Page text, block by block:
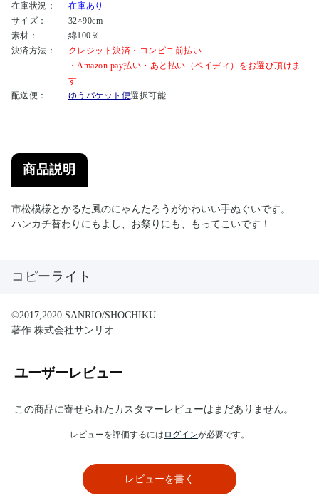
在庫状況：
在庫あり
サイズ：
32×90cm
素材：
綿100％
決済方法：
クレジット決済・コンビニ前払い
・Amazon pay払い・あと払い（ペイディ）をお選び頂けま
す
配送便：
ゆうパケット便選択可能
商品説明
市松模様とかるた風のにゃんたろうがかわいい手ぬぐいです。
ハンカチ替わりにもよし、お祭りにも、もってこいです！
コピーライト
©2017,2020 SANRIO/SHOCHIKU
著作 株式会社サンリオ
ユーザーレビュー
この商品に寄せられたカスタマーレビューはまだありません。
レビューを評価するには ログインが必要です。
レビューを書く